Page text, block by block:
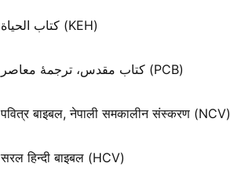
كتاب الحياة (KEH)
کتاب مقدس، ترجمۀ معاصر (PCB)
पवित्र बाइबल, नेपाली समकालीन संस्करण (NCV)
सरल हिन्दी बाइबल (HCV)